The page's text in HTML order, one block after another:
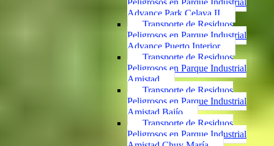
Peligrosos en Parque Industrial
Advance Park Celaya II
Transporte de Residuos
Peligrosos en Parque Industrial
Advance Puerto Interior
Transporte de Residuos
Peligrosos en Parque Industrial
Amistad
Transporte de Residuos
Peligrosos en Parque Industrial
Amistad Bajío
Transporte de Residuos
Peligrosos en Parque Industrial